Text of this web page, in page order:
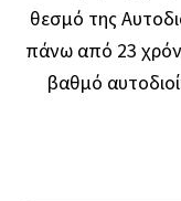
θεσμό της
πάνω από 23
βαθμό